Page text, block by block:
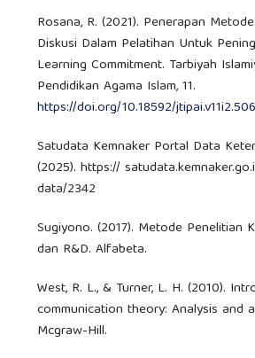
Rosana, R. (2021). Penerapan
Diskusi Dalam Pelatihan Untuk
Learning Commitment. Tarbiyah
Pendidikan Agama Islam, 11.
https://doi.org/10.18592/
Satudata Kemnaker Portal Data
(2025). https://
data/2342
Sugiyono. (2017). Metode Penelitian
dan R&D. Alfabeta.
West, R. L., & Turner, L. H. (2010).
communication theory: Analysis and
Mcgraw-Hill.